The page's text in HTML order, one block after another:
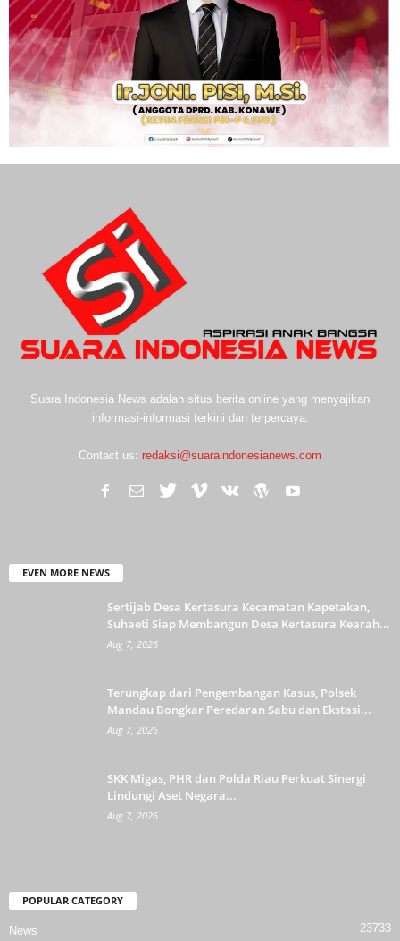
Suara Indonesia News adalah situs berita online yang menyajikan
informasi-informasi terkini dan terpercaya.
Contact us: redaksi@suaraindonesianews.com
EVEN MORE NEWS
Sertijab Desa Kertasura Kecamatan Kapetakan,
Suhaeti Siap Membangun Desa Kertasura Kearah...
Aug 7, 2026
Terungkap dari Pengembangan Kasus, Polsek
Mandau Bongkar Peredaran Sabu dan Ekstasi...
Aug 7, 2026
SKK Migas, PHR dan Polda Riau Perkuat Sinergi
Lindungi Aset Negara...
Aug 7, 2026
POPULAR CATEGORY
News 23733